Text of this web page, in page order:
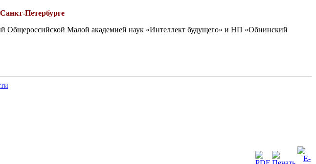
Петербурге
Общероссийской Малой академией наук «Интеллект будущего» и НП «Обнинский